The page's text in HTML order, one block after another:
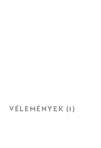
VÉLEMÉNYEK (1)